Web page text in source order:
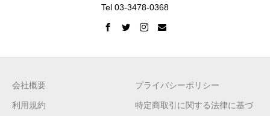
Tel 03-3478-0368
会社概要 プライバシーポリシー
利用規約 特定商取引に関する法律に基づ